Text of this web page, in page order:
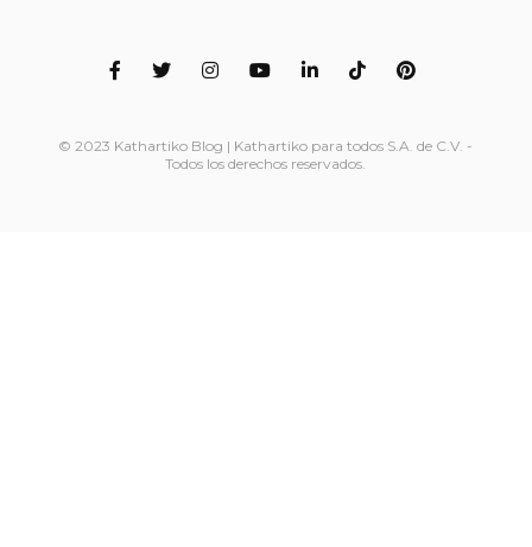
© 2023 Kathartiko Blog | Kathartiko para todos S.A. de C.V. -
Todos los derechos reservados.